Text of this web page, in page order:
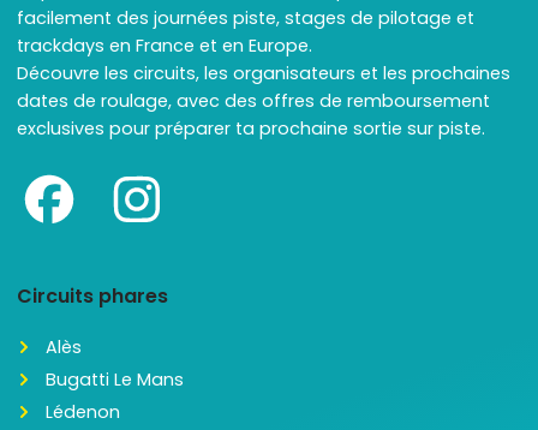
facilement des journées piste, stages de pilotage et
trackdays en France et en Europe.
Découvre les circuits, les organisateurs et les prochaines
dates de roulage, avec des offres de remboursement
exclusives pour préparer ta prochaine sortie sur piste.
Circuits phares
Alès
Bugatti Le Mans
Lédenon